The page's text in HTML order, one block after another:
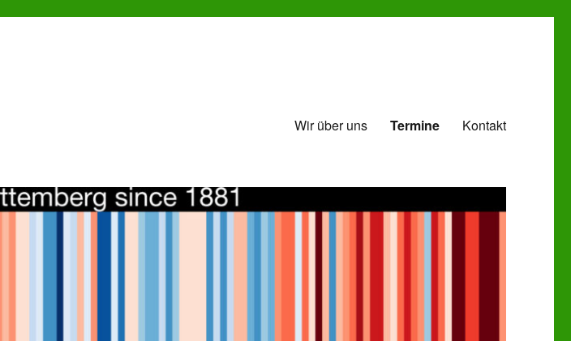
Wir über uns Termine Kontakt